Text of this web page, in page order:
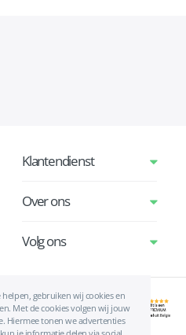
gebruiken wij cookies en
Met de cookies volgen wij jouw
Hiermee tonen we advertenties
Klantendienst
Over ons
Volg ons